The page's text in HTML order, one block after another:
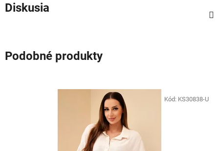
Diskusia
Podobné produkty
Kód: KS30838-U